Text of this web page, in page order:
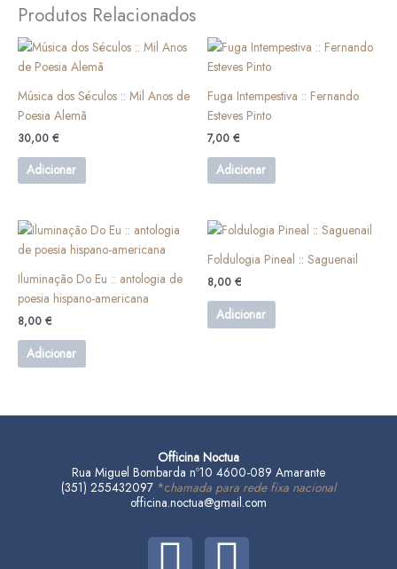
Produtos Relacionados
Música dos Séculos :: Mil Anos de
Poesia Alemã
30,00 €
Adicionar
Fuga Intempestiva :: Fernando
Esteves Pinto
7,00 €
Adicionar
Iluminação Do Eu :: antologia de
poesia hispano-americana
8,00 €
Adicionar
Foldulogia Pineal :: Saguenail
8,00 €
Adicionar
Officina Noctua
Rua Miguel Bombarda nº10 4600-089 Amarante
(351) 255432097 *chamada para rede fixa nacional
officina.noctua@gmail.com